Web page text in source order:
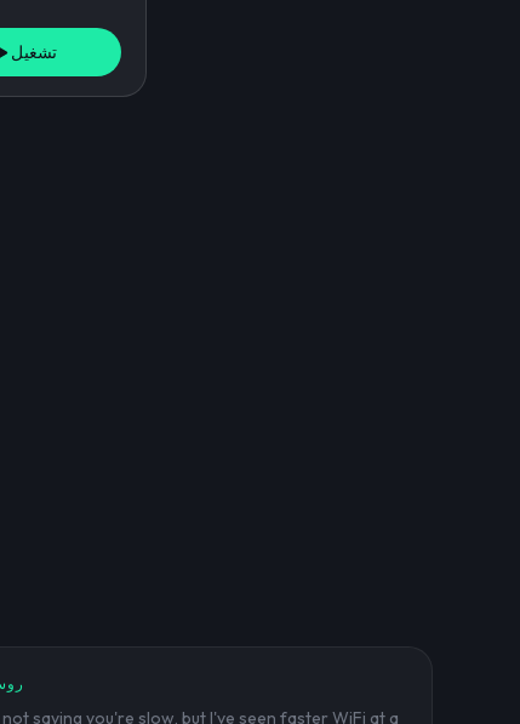
تشغيل
not saying you're slow, but I've seen faster WiFi at a